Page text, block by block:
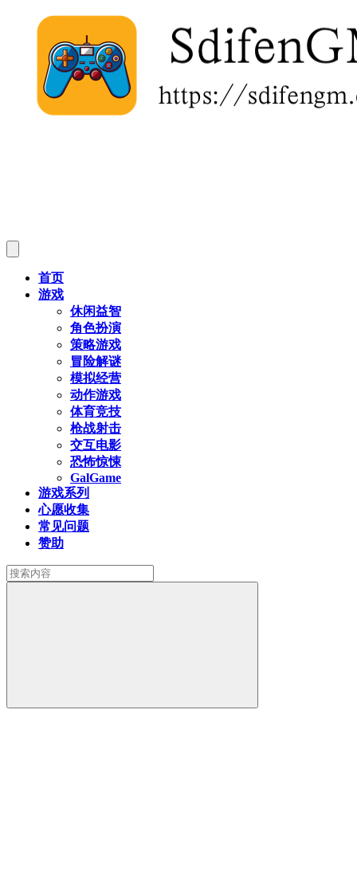
首页
游戏
休闲益智
角色扮演
策略游戏
冒险解谜
模拟经营
动作游戏
体育竞技
枪战射击
交互电影
恐怖惊悚
GalGame
游戏系列
心愿收集
常见问题
赞助